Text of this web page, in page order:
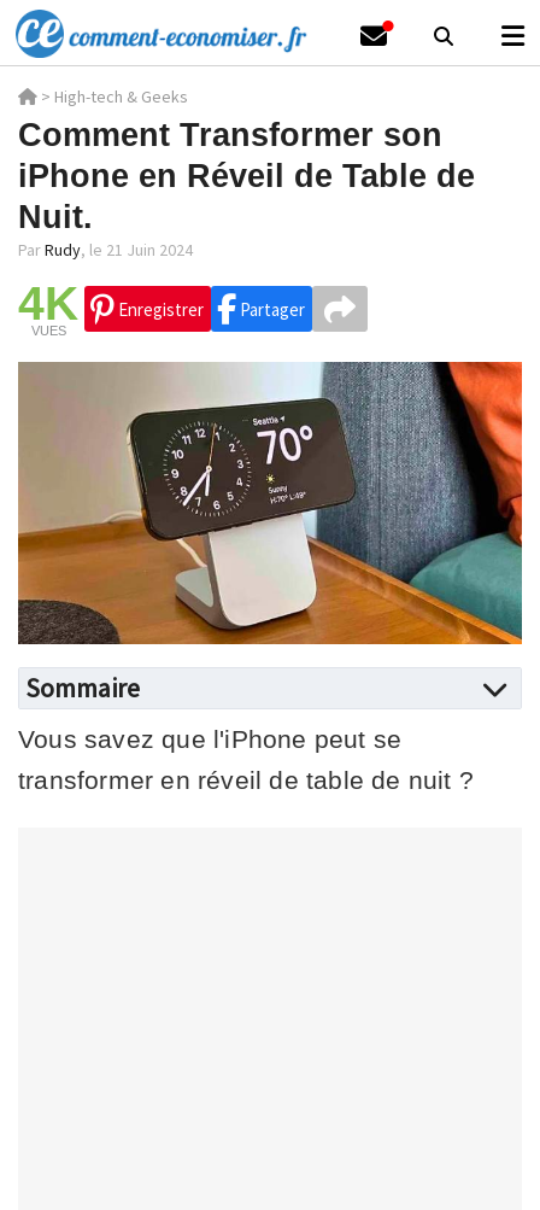
> High-tech & Geeks
Comment Transformer son
iPhone en Réveil de Table de
Nuit.
ParRudy, le 21 Juin 2024
4K
VUES
Enregistrer Partager
Sommaire
Vous savez que l'iPhone peut se
transformer en réveil de table de nuit ?